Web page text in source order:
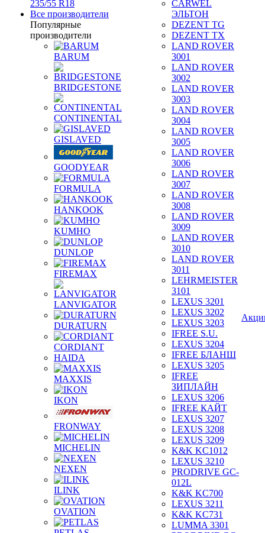
235/55 R18
Все производители
Популярные
производители
BARUM
BRIDGESTONE
CONTINENTAL
GISLAVED
GOODYEAR
FORMULA
HANKOOK
KUMHO
DUNLOP
FIREMAX
LANVIGATOR
DURATURN
CORDIANT
HAIDA
MAXXIS
IKON
FRONWAY
MICHELIN
NEXEN
ILINK
OVATION
CARWEL
ЭЛЬТОН
DEZENT TG
DEZENT TX
LAND ROVER
3001
LAND ROVER
3002
LAND ROVER
3003
LAND ROVER
3004
LAND ROVER
3005
LAND ROVER
3006
LAND ROVER
3007
LAND ROVER
3008
LAND ROVER
3009
LAND ROVER
3010
LAND ROVER
3011
LEHRMEISTER
3101
LEXUS 3201
LEXUS 3202
LEXUS 3203
IFREE S.U.
LEXUS 3204
IFREE БЛАНШ
LEXUS 3205
IFREE
ЗИПЛАЙН
LEXUS 3206
IFREE КАЙТ
LEXUS 3207
LEXUS 3208
LEXUS 3209
K&K KC1012
LEXUS 3210
PRODRIVE GC-
012L
K&K KC700
LEXUS 3211
K&K KC731
LUMMA 3301